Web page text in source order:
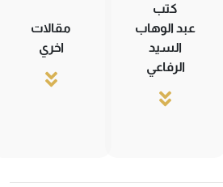
كتب
عبد الوهاب
السيد
الرفاعي
مقالات
اخري